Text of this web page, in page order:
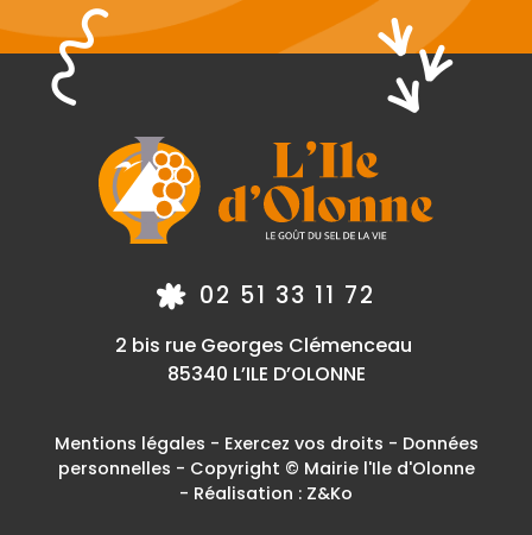
02 51 33 11 72
2 bis rue Georges Clémenceau
85340 L’ILE D’OLONNE
Mentions légales - Exercez vos droits - Données
personnelles - Copyright © Mairie l'Ile d'Olonne
- Réalisation : Z&Ko